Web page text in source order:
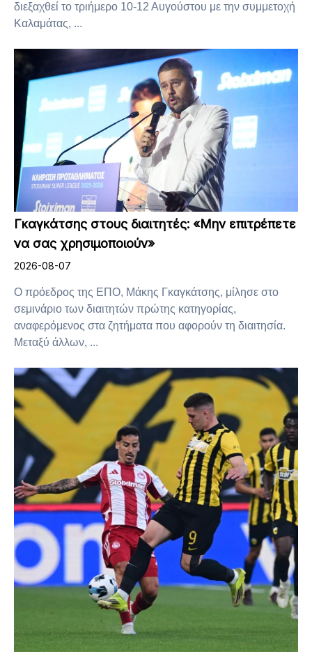
διεξαχθεί το τριήμερο 10-12 Αυγούστου με την συμμετοχή
Καλαμάτας, ...
Γκαγκάτσης στους διαιτητές: «Μην επιτρέπετε
να σας χρησιμοποιούν»
2026-08-07
Ο πρόεδρος της ΕΠΟ, Μάκης Γκαγκάτσης, μίλησε στο
σεμινάριο των διαιτητών πρώτης κατηγορίας,
αναφερόμενος στα ζητήματα που αφορούν τη διαιτησία.
Μεταξύ άλλων, ...